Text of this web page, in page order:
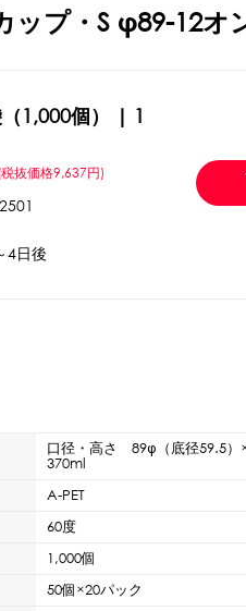
スプーン
ップ・S φ89-12オ
1,000個） | 1
抜価格9,637円)
4日後
口径・高さ 89φ（底径59.5
370ml
A-PET
60度
1,000個
50個×20パック